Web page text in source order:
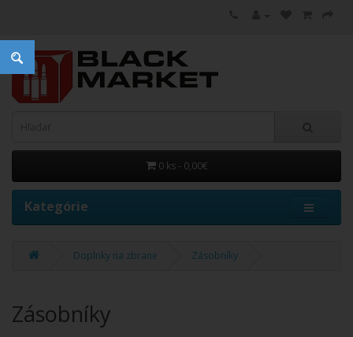
0 ks - 0,00€
Kategórie
Doplnky na zbrane Zásobníky
Zásobníky